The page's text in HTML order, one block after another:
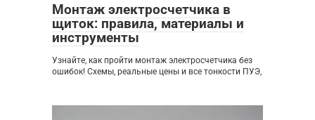
Монтаж электросчетчика в
щиток: правила, материалы и
инструменты
Узнайте, как пройти монтаж электросчетчика без
ошибок! Схемы, реальные цены и все тонкости ПУЭ,